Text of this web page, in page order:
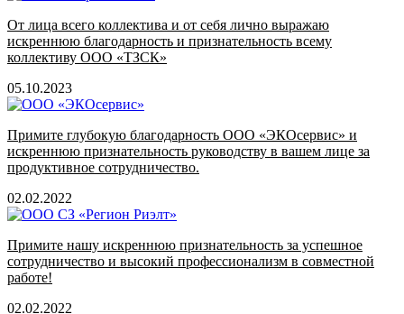
От лица всего коллектива и от себя лично выражаю
искреннюю благодарность и признательность всему
коллективу ООО «ТЗСК»
05.10.2023
Примите глубокую благодарность ООО «ЭКОсервис» и
искреннюю признательность руководству в вашем лице за
продуктивное сотрудничество.
02.02.2022
Примите нашу искреннюю признательность за успешное
сотрудничество и высокий профессионализм в совместной
работе!
02.02.2022